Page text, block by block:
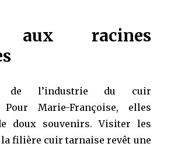
aux racines
de l’industrie du cuir
Pour Marie-Françoise, elles
doux souvenirs. Visiter les
filière cuir tarnaise revêt une